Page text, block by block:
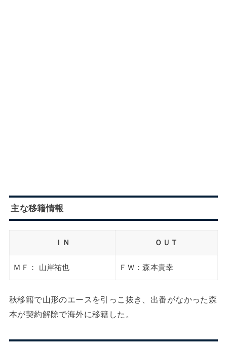
主な移籍情報
ＩＮ ＯＵＴ
ＭＦ： 山岸祐也 ＦＷ：森本貴幸
秋移籍で山形のエースを引っこ抜き、出番がなかった森
本が契約解除で海外に移籍した。